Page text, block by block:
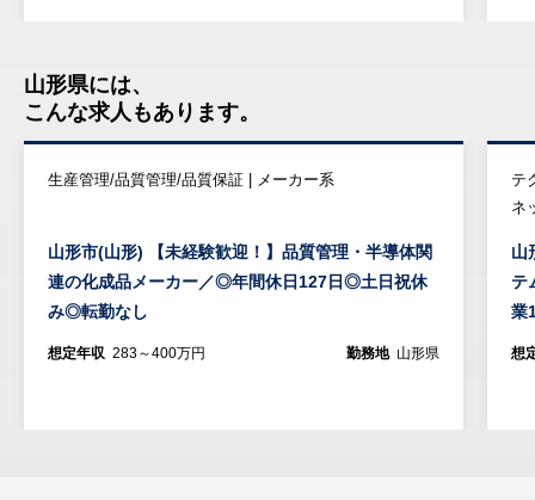
山形県には、
こんな求人もあります。
生産管理/品質管理/品質保証 | メーカー系
山形市(山形) 【未経験歓迎！】品質管理・半導体関
連の化成品メーカー／◎年間休日127日◎土日祝休
み◎転勤なし
想定年収 283～400万円 勤務地 山形県
テ
ネ
山
テ
業
想